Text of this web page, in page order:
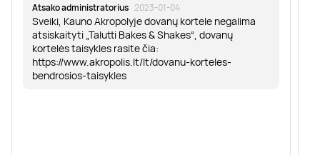
Atsako administratorius · 2023-01-04
Sveiki, Kauno Akropolyje dovanų kortele negalima
atsiskaityti „Talutti Bakes & Shakes“, dovanų
kortelės taisykles rasite čia:
https://www.akropolis.lt/lt/dovanu-korteles-
bendrosios-taisykles